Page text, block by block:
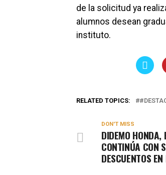
de la solicitud ya
alumnos desean
instituto.
RELATED TOPICS:
DON'T MISS
DIDEMO HONDA,
CONTINÚA CON
DESCUENTOS